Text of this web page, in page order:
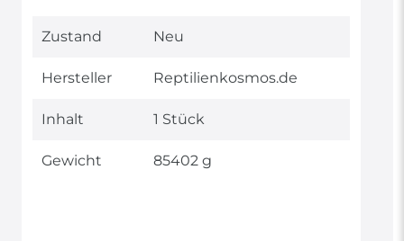
Technisches
Wert
Zustand Neu
Hersteller Reptilienkosmos.de
Inhalt 1 Stück
Gewicht 85402 g